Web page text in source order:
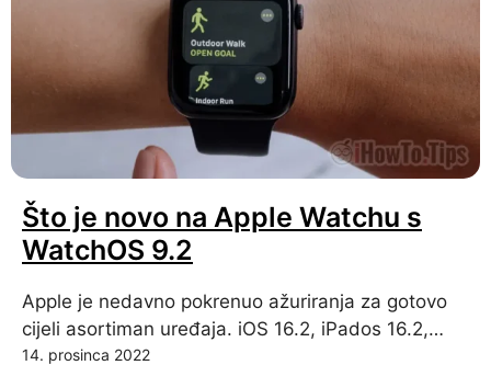
Što je novo na Apple Watchu s
WatchOS 9.2
Apple je nedavno pokrenuo ažuriranja za gotovo
cijeli asortiman uređaja. iOS 16.2, iPados 16.2,…
14. prosinca 2022